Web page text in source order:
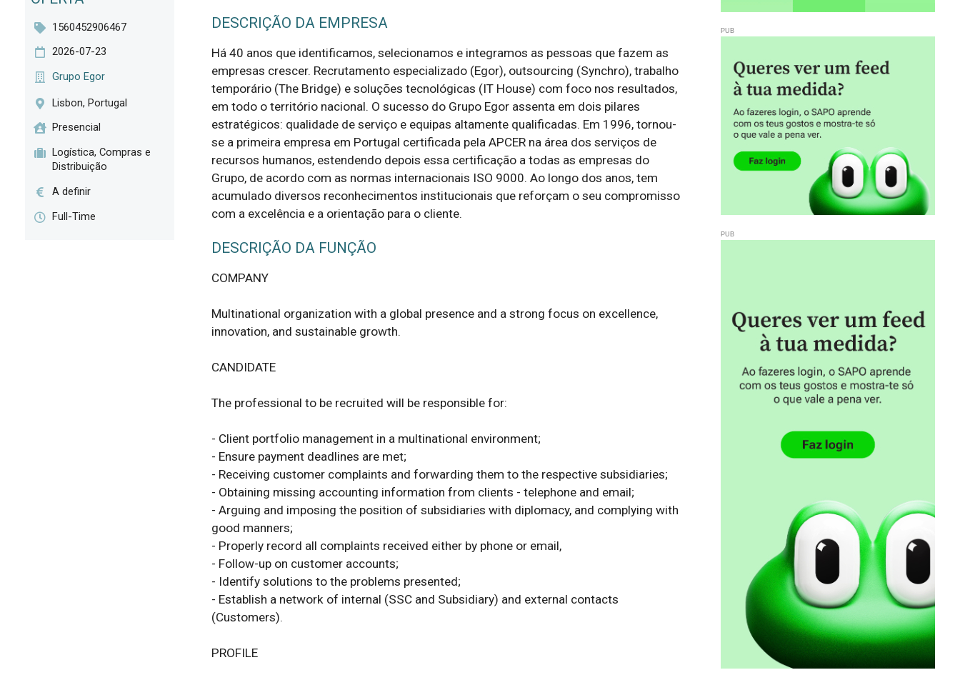
1560452906467
2026-07-23
Grupo Egor
Lisbon, Portugal
Presencial
Logística, Compras e
Distribuição
A definir
Full-Time
DESCRIÇÃO DA EMPRESA
Há 40 anos que identificamos, selecionamos e integramos as pessoas que fazem as
empresas crescer. Recrutamento especializado (Egor), outsourcing (Synchro), trabalho
temporário (The Bridge) e soluções tecnológicas (IT House) com foco nos resultados,
em todo o território nacional. O sucesso do Grupo Egor assenta em dois pilares
estratégicos: qualidade de serviço e equipas altamente qualificadas. Em 1996, tornou-
se a primeira empresa em Portugal certificada pela APCER na área dos serviços de
recursos humanos, estendendo depois essa certificação a todas as empresas do
Grupo, de acordo com as normas internacionais ISO 9000. Ao longo dos anos, tem
acumulado diversos reconhecimentos institucionais que reforçam o seu compromisso
com a excelência e a orientação para o cliente.
DESCRIÇÃO DA FUNÇÃO
COMPANY
Multinational organization with a global presence and a strong focus on excellence,
innovation, and sustainable growth.
CANDIDATE
The professional to be recruited will be responsible for:
- Client portfolio management in a multinational environment;
- Ensure payment deadlines are met;
- Receiving customer complaints and forwarding them to the respective subsidiaries;
- Obtaining missing accounting information from clients - telephone and email;
- Arguing and imposing the position of subsidiaries with diplomacy, and complying with
good manners;
- Properly record all complaints received either by phone or email,
- Follow-up on customer accounts;
- Identify solutions to the problems presented;
- Establish a network of internal (SSC and Subsidiary) and external contacts
(Customers).
PROFILE